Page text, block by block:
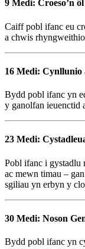
9 Medi: Croeso’n
Caiff pobl ifanc eu
a chwis
16 Medi: Cynllunio
Bydd pobl ifanc yn
y ganolfan ieuenctid
23 Medi:
Pobl ifanc i gystadlu
ac mewn timau –
sgiliau yn erbyn y
30 Medi: Noson
Bydd pobl ifanc yn